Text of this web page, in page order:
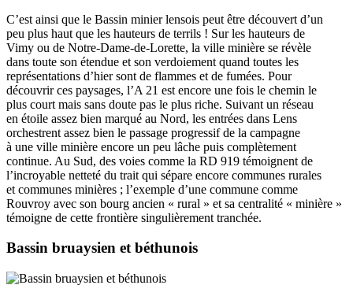
C’est ainsi que le Bassin minier lensois peut être découvert d’un
peu plus haut que les hauteurs de terrils ! Sur les hauteurs de
Vimy ou de Notre-Dame-de-Lorette, la ville minière se révèle
dans toute son étendue et son verdoiement quand toutes les
représentations d’hier sont de flammes et de fumées. Pour
découvrir ces paysages, l’A 21 est encore une fois le chemin le
plus court mais sans doute pas le plus riche. Suivant un réseau
en étoile assez bien marqué au Nord, les entrées dans Lens
orchestrent assez bien le passage progressif de la campagne
à une ville minière encore un peu lâche puis complètement
continue. Au Sud, des voies comme la RD 919 témoignent de
l’incroyable netteté du trait qui sépare encore communes rurales
et communes minières ; l’exemple d’une commune comme
Rouvroy avec son bourg ancien « rural » et sa centralité « minière »
témoigne de cette frontière singulièrement tranchée.
Bassin bruaysien et béthunois